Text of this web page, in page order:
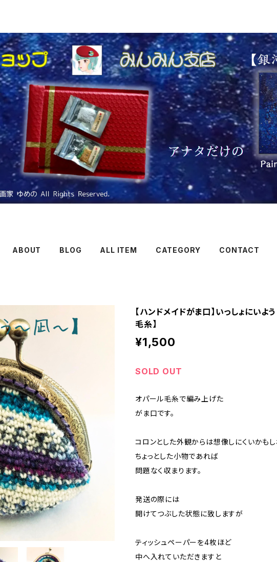
ABOUT BLOG ALL ITEM CATEGORY CONTACT
【ハンドメイドがま口】いっしょにいよ
毛糸】
¥1,500
SOLD OUT
オパール毛糸で編み上げた
がま口です。
コロンとした外観からは想像しにくいかも
ちょっとした小物であれば
問題なく収まります。
発送の際には
開けてつぶした状態に致しますが
ティッシュペーパーを4枚ほど
中へ入れていただきますと